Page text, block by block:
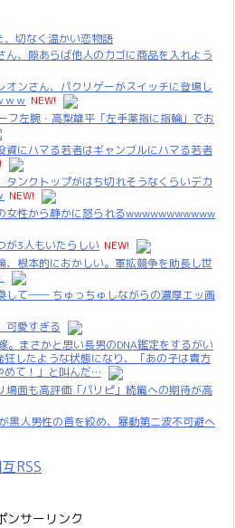
切なく温かい恋物語
ん、隙あらば他人のカゴに商品を入れよう
オンさん、パクリゲーがスイッチに登場し
ｗｗ NEW!
フ左腕・高梨雄平「左手薬指に指輪」でお
資にハマる若者はギャンブルにハマる若者
タンクトップがはち切れそうなくらいデカ
NEW!
女性から静かに怒られるwwwwwwwwwww
が3人もいたらしい NEW!
、根本的におかしい。軍拡競争を助長し世
して── ちゅっちゅしながらの濃厚エッ画
可愛すぎる
。まさかと思い長男のDNA鑑定をするがい
したような状態になり、「あの子は貴方
めて！」と叫んだ…
場面も高評価「パリピ」続編への期待が高
黒人男性の首を絞め、暴動第二波不可避へ
RSS
ンサーリンク